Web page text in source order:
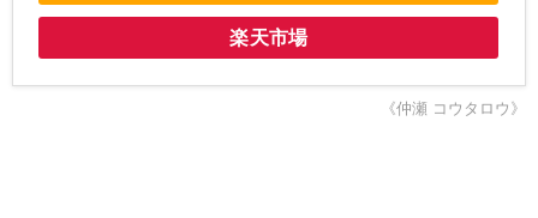
楽天市場
《仲瀬 コウタロウ》